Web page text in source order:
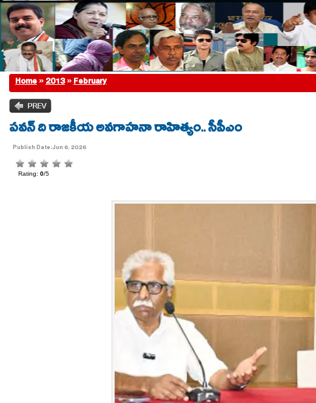
Home»2013»February
పవన్ ది రాజకీయ అవగాహనా రాహిత్యం.. సీపీఎం
Publish Date:Jun 6, 2026